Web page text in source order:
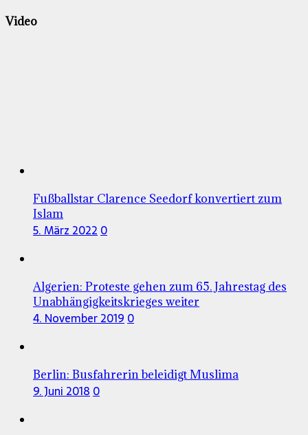
Video
Fußballstar Clarence Seedorf konvertiert zum
Islam
5. März 2022 0
Algerien: Proteste gehen zum 65. Jahrestag des
Unabhängigkeitskrieges weiter
4. November 2019 0
Berlin: Busfahrerin beleidigt Muslima
9. Juni 2018 0